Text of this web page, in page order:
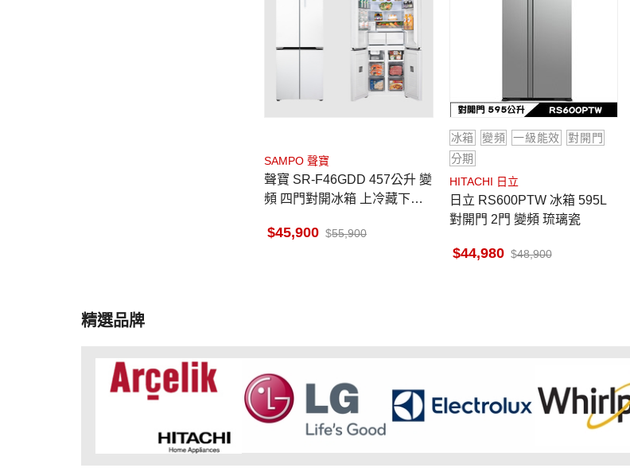
SAMPO 聲寶
聲寶 SR-F46GDD 457公升 變
頻 四門對開冰箱 上冷藏下冷
45,900 55,900
冰箱 變頻 一級能效
對開門
分期
HITACHI 日立
日立 RS600PTW 冰箱 595L
對開門 2門 變頻 琉璃瓷
44,980 48,900
精選品牌